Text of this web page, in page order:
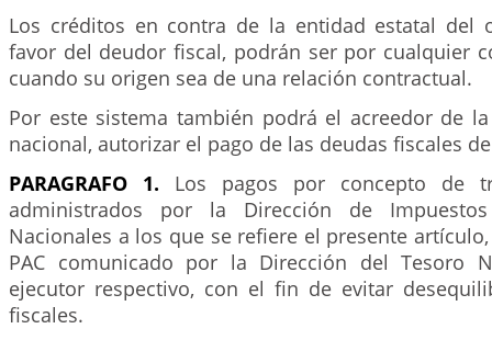
Los créditos en contra de la entidad estatal del
favor del deudor fiscal, podrán ser por cualquier
cuando su origen sea de una relación contractual.
Por este sistema también podrá el acreedor de
nacional, autorizar el pago de las deudas fiscales
PARAGRAFO 1. Los pagos por concepto de
administrados por la Dirección de
Nacionales a los que se refiere el presente
PAC comunicado por la Dirección del Tesoro
ejecutor respectivo, con el fin de evitar
fiscales.